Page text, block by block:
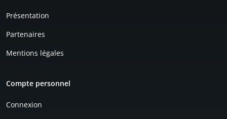
Présentation
Partenaires
Mentions légales
Compte personnel
Connexion